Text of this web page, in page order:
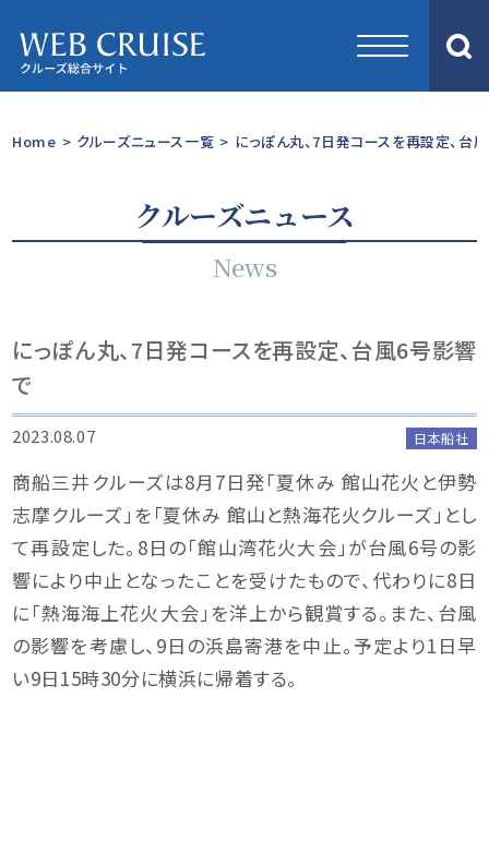
Home > クルーズニュース一覧 > にっぽん丸、7日発コースを再設定、台
クルーズニュース
News
にっぽん丸、7日発コースを再設定、台風6号影響
で
2023.08.07 日本船社
商船三井クルーズは8月7日発「夏休み 館山花火と伊勢
志摩クルーズ」を「夏休み 館山と熱海花火クルーズ」とし
て再設定した。8日の「館山湾花火大会」が台風6号の影
響により中止となったことを受けたもので、代わりに8日
に「熱海海上花火大会」を洋上から観賞する。また、台風
の影響を考慮し、9日の浜島寄港を中止。予定より1日早
い9日15時30分に横浜に帰着する。